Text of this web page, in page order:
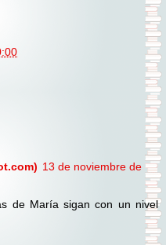
13 de noviembre de
de María sigan con un nivel